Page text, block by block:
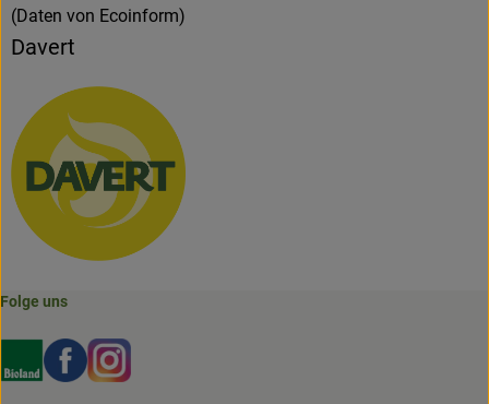
(Daten von Ecoinform)
Davert
Folge uns
Externer Link zu https://www.bioland.de/verbraucher
Externer Link zu https://www.facebook.com/
Externer Link zu https://www.instagram.com/